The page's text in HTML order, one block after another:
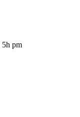
5h pm